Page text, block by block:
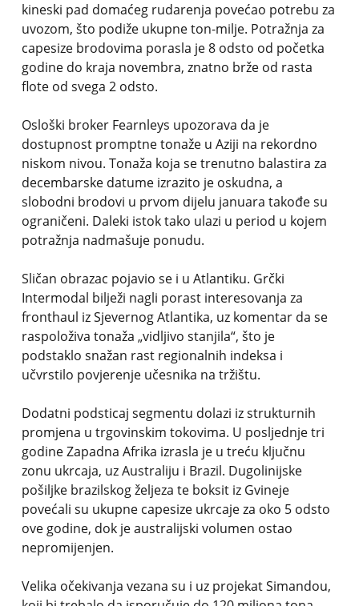
kineski pad domaćeg rudarenja povećao potrebu za
uvozom, što podiže ukupne ton-milje. Potražnja za
capesize brodovima porasla je 8 odsto od početka
godine do kraja novembra, znatno brže od rasta
flote od svega 2 odsto.
Osloški broker Fearnleys upozorava da je
dostupnost promptne tonaže u Aziji na rekordno
niskom nivou. Tonaža koja se trenutno balastira za
decembarske datume izrazito je oskudna, a
slobodni brodovi u prvom dijelu januara takođe su
ograničeni. Daleki istok tako ulazi u period u kojem
potražnja nadmašuje ponudu.
Sličan obrazac pojavio se i u Atlantiku. Grčki
Intermodal bilježi nagli porast interesovanja za
fronthaul iz Sjevernog Atlantika, uz komentar da se
raspoloživa tonaža „vidljivo stanjila“, što je
podstaklo snažan rast regionalnih indeksa i
učvrstilo povjerenje učesnika na tržištu.
Dodatni podsticaj segmentu dolazi iz strukturnih
promjena u trgovinskim tokovima. U posljednje tri
godine Zapadna Afrika izrasla je u treću ključnu
zonu ukrcaja, uz Australiju i Brazil. Dugolinijske
pošiljke brazilskog željeza te boksit iz Gvineje
povećali su ukupne capesize ukrcaje za oko 5 odsto
ove godine, dok je australijski volumen ostao
nepromijenjen.
Velika očekivanja vezana su i uz projekat Simandou,